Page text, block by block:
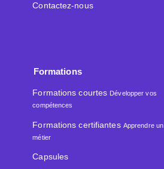
Contactez-nous
Formations
Formations courtes Développer vos
compétences
Formations certifiantes Apprendre un
métier
Capsules